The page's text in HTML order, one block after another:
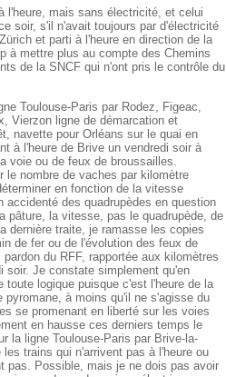
l'heure, mais sans électricité, et celui
soir, s'il n'avait toujours par d'électricité
et parti à l'heure en direction de la
à mettre plus au compte des Chemins
de la SNCF qui n'ont pris le contrôle du
Toulouse-Paris par Rodez, Figeac,
Vierzon ligne de démarcation et
navette pour Orléans sur le quai en
à l'heure de Brive un vendredi soir à
voie ou de feux de broussailles.
nombre de vaches par kilomètre
en fonction de la vitesse
accidenté des quadrupèdes en question
pâture, la vitesse, pas le quadrupède, de
dernière traite, je ramasse les copies
de fer ou de l'évolution des feux de
du RFF, rapportée aux kilomètres
soir. Je constate simplement qu'en
logique puisque c'est l'heure de la
à moins qu'il ne s'agisse du
se promenant en liberté sur les voies
en hausse ces derniers temps le
la ligne Toulouse-Paris par Brive-la-
trains qui n'arrivent pas à l'heure ou
pas. Possible, mais je ne dois pas avoir